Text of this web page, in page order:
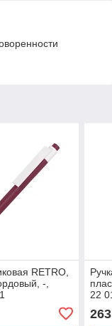
RETRO,
-,
22
263